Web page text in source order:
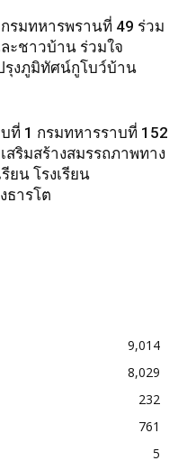
รมทหารพรานที่ 49 ร่วม
ชาวบ้าน ร่วมใจ
งภูมิทัศน์กูโบว์บ้าน
ที่ 1 กรมทหารราบที่ 152
สริมสร้างสมรรถภาพทาง
ยน โรงเรียน
ธารโต
9,014
8,029
232
761
5